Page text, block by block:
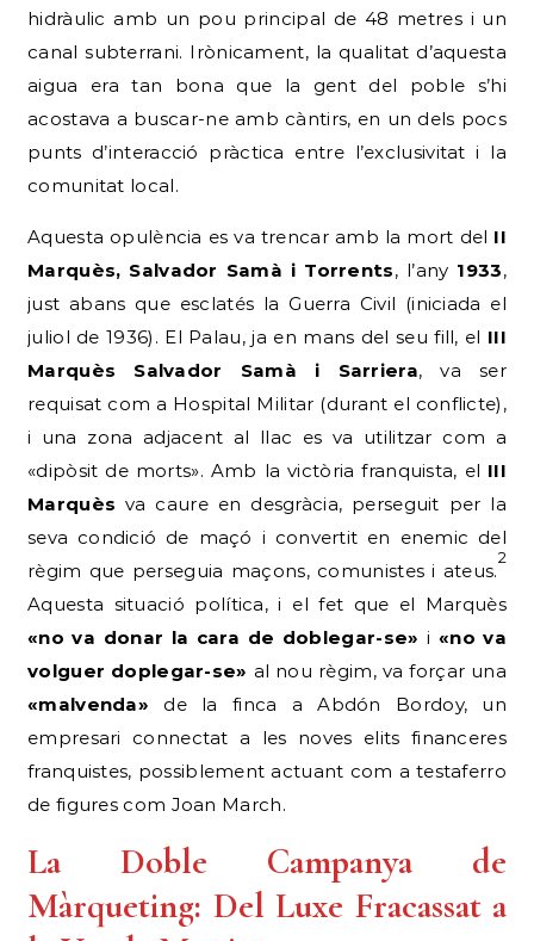
hidràulic amb un pou principal de 48 metres i un
canal subterrani. Irònicament, la qualitat d’aquesta
aigua era tan bona que la gent del poble s’hi
acostava a buscar-ne amb càntirs, en un dels pocs
punts d’interacció pràctica entre l’exclusivitat i la
comunitat local.
Aquesta opulència es va trencar amb la mort del II
Marquès, Salvador Samà i Torrents, l’any 1933,
just abans que esclatés la Guerra Civil (iniciada el
juliol de 1936). El Palau, ja en mans del seu fill, el III
Marquès Salvador Samà i Sarriera, va ser
requisat com a Hospital Militar (durant el conflicte),
i una zona adjacent al llac es va utilitzar com a
«dipòsit de morts». Amb la victòria franquista, el III
Marquès va caure en desgràcia, perseguit per la
seva condició de maçó i convertit en enemic del
règim que perseguia maçons, comunistes i ateus.
2
Aquesta situació política, i el fet que el Marquès
«no va donar la cara de doblegar-se» i «no va
volguer doplegar-se» al nou règim, va forçar una
«malvenda» de la finca a Abdón Bordoy, un
empresari connectat a les noves elits financeres
franquistes, possiblement actuant com a testaferro
de figures com Joan March.
La Doble Campanya de
Màrqueting: Del Luxe Fracassat a